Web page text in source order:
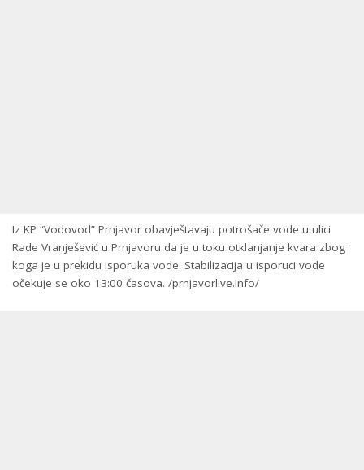
Iz KP “Vodovod” Prnjavor obavještavaju potrošače vode u ulici
Rade Vranješević u Prnjavoru da je u toku otklanjanje kvara zbog
koga je u prekidu isporuka vode. Stabilizacija u isporuci vode
očekuje se oko 13:00 časova. /prnjavorlive.info/